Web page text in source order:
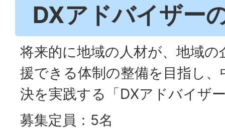
DXアドバイザー
将来的に地域の人材が、地域の
援できる体制の整備を目指し
決を実践する「DXアドバイザ
募集定員：5名